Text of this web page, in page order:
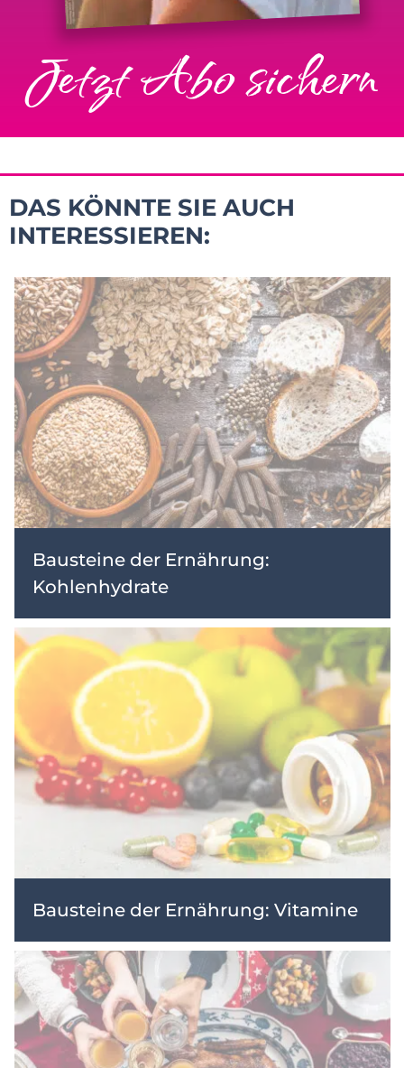
Jetzt Abo sichern
DAS KÖNNTE SIE AUCH
INTERESSIEREN:
Bausteine der Ernährung:
Kohlenhydrate
Bausteine der Ernährung: Vitamine